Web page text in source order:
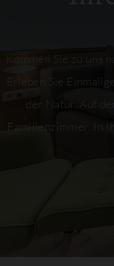
Kommen Sie zu uns
Erleben Sie
der Natur. Auf
Familienzimmer. In